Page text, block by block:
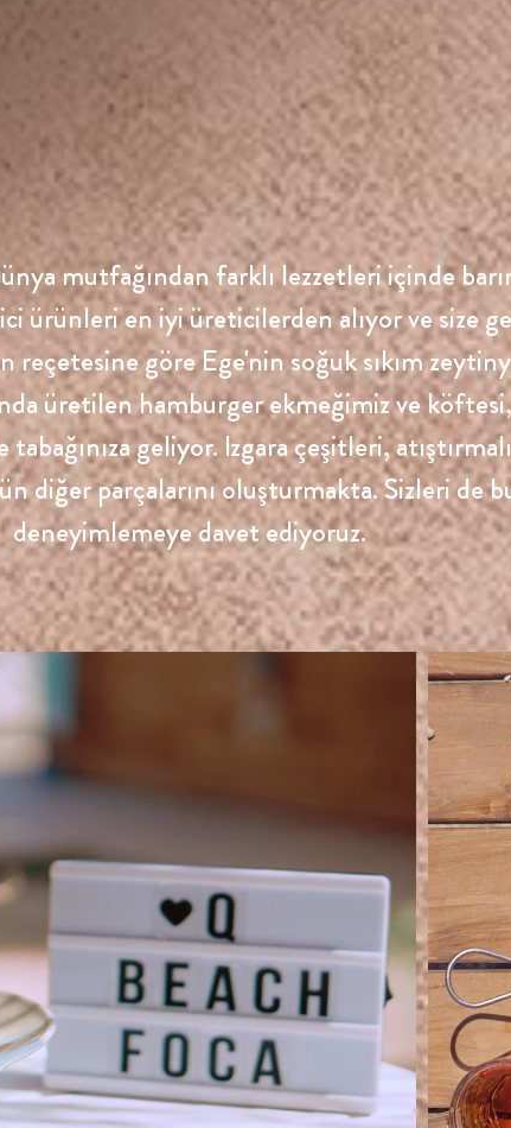
yemeden iyi düşünebilen,
çekebilen kimseyi tanımadım."
Virginia Woolf
mutfağından farklı lezzetleri içinde
ürünleri en iyi üreticilerden alıyor ve size
reçetesine göre Ege'nin soğuk sıkım
üretilen hamburger ekmeğimiz ve
geliyor. Izgara çeşitleri,
diğer parçalarını oluşturmakta. Sizleri de
deneyimlemeye davet ediyoruz.